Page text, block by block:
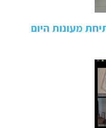
מעונות היום